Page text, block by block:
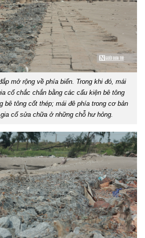
mở rộng về phía biển. Trong khi đó, mái
cố chắc chắn bằng các cấu kiện bê tông
bê tông cốt thép; mái đê phía trong cơ bản
cố sửa chữa ở những chỗ hư hỏng.